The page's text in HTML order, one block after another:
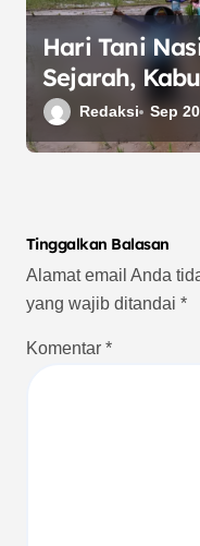
Hari Tani
Sejarah,
Tetapkan
Redaksi Sep
Tinggalkan Balasan
Alamat email Anda
yang wajib ditandai *
Komentar *